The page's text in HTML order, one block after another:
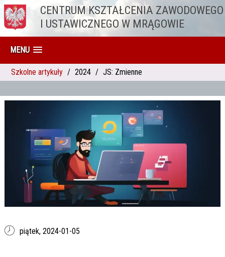
Przejdź do treściCENTRUM KSZTAŁCENIA ZAWODOWEGO
I USTAWICZNEGO W MRĄGOWIE
MENU
Szkolne artykuły 2024 JS: Zmienne
piątek, 2024-01-05